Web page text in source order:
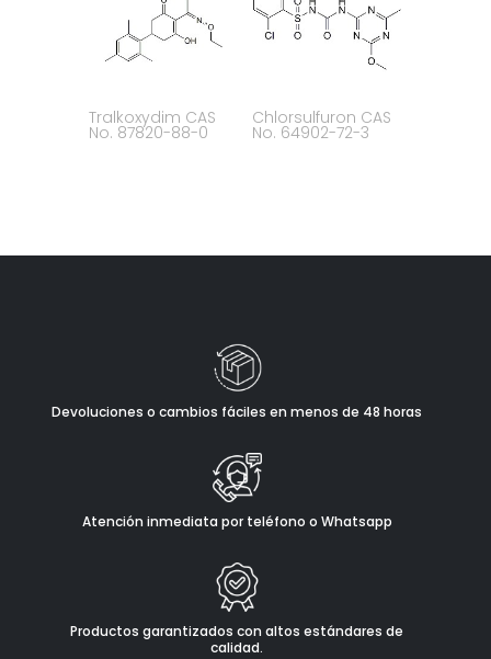
Tralkoxydim CAS
No. 87820-88-0
Chlorsulfuron CAS
No. 64902-72-3
Devoluciones o cambios fáciles en menos de 48 horas
Atención inmediata por teléfono o Whatsapp
Productos garantizados con altos estándares de
calidad.